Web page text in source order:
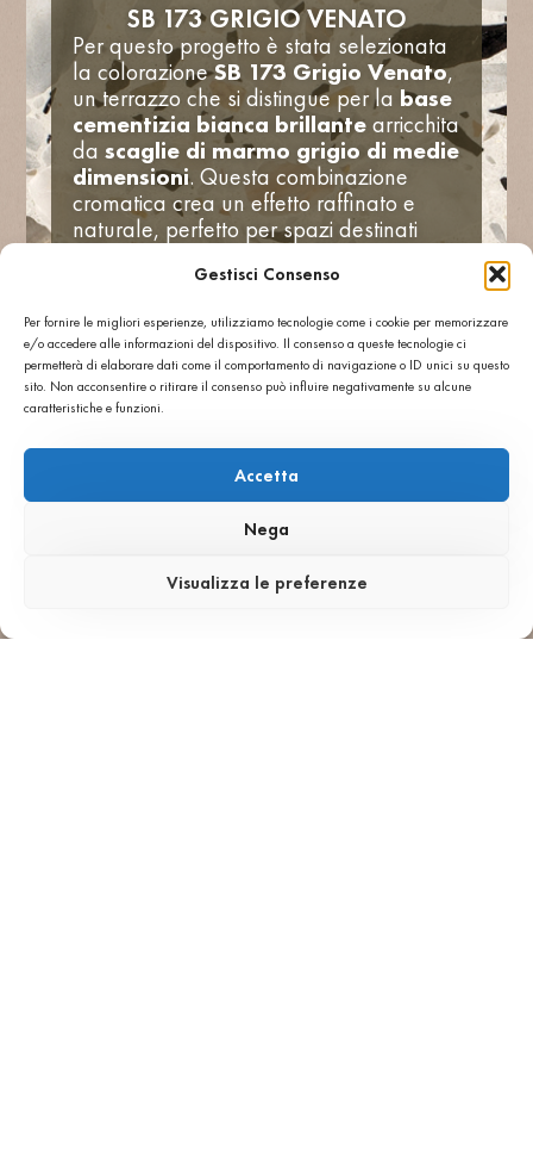
Gestisci Consenso
Per fornire le migliori esperienze, utilizziamo tecnologie come i cookie per memorizzare
e/o accedere alle informazioni del dispositivo. Il consenso a queste tecnologie ci
permetterà di elaborare dati come il comportamento di navigazione o ID unici su questo
sito. Non acconsentire o ritirare il consenso può influire negativamente su alcune
caratteristiche e funzioni.
Accetta
Nega
Visualizza le preferenze
SB 173 GRIGIO VENATO
Per questo progetto è stata selezionata
la colorazioneSB 173 Grigio Venato,
un terrazzo che si distingue per la base
cementizia bianca brillantearricchita
da scaglie di marmo grigio di medie
dimensioni. Questa combinazione
cromatica crea un effetto raffinato e
naturale, perfetto per spazi destinati
Oltre alla pavimentazione, il materiale è
elementi in massello, tra cui il
bancone bar e i tavolini, rafforzando
la coerenza materica e stilistica
dell’intero progetto. Il risultato è un
Agglotech esalta l’identità del locale
tradizione
reinterpretata in chiave
contemporanea.
Grigio Venato
, particolarmente
apprezzato da architetti e designer,